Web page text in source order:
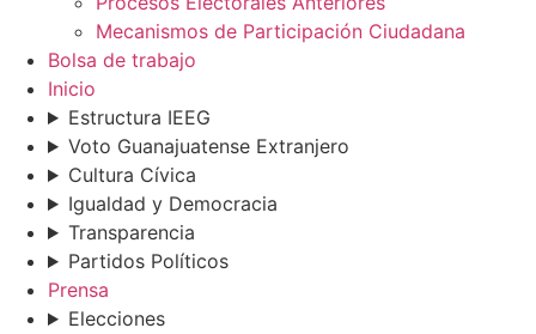
Mecanismos de Participación Ciudadana
Bolsa de trabajo
Inicio
Estructura IEEG
Voto Guanajuatense Extranjero
Cultura Cívica
Igualdad y Democracia
Transparencia
Partidos Políticos
Prensa
Elecciones